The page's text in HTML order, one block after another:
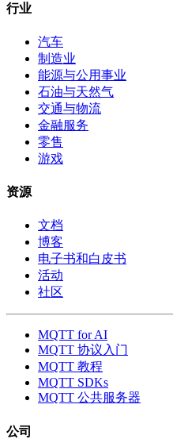
行业
汽车
制造业
能源与公用事业
石油与天然气
交通与物流
金融服务
零售
游戏
资源
文档
博客
电子书和白皮书
活动
社区
MQTT for AI
MQTT 协议入门
MQTT 教程
MQTT SDKs
MQTT 公共服务器
公司